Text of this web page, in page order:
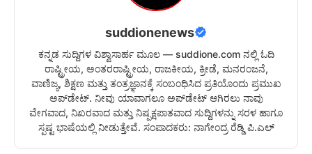
suddionenews
ಕನ್ನಡ ಸುದ್ದಿಗಳ ವಿಶ್ವಾಸಾರ್ಹ ಮೂಲ — suddione.com ನಲ್ಲಿ ಓದಿ
ರಾಷ್ಟ್ರೀಯ, ಅಂತರರಾಷ್ಟ್ರೀಯ, ರಾಜಕೀಯ, ಕ್ರೀಡೆ, ಮನರಂಜನೆ,
ವಾಣಿಜ್ಯ, ಶಿಕ್ಷಣ ಮತ್ತು ತಂತ್ರಜ್ಞಾನಕ್ಕೆ ಸಂಬಂಧಿಸಿದ ಪ್ರತಿಯೊಂದು ಪ್ರಮುಖ
ಅಪ್‌ಡೇಟ್. ನೀವು ಯಾವಾಗಲೂ ಅಪ್‌ಡೇಟ್ ಆಗಿರಲು ನಾವು
ವೇಗವಾದ, ನಿಖರವಾದ ಮತ್ತು ನಿಷ್ಪಕ್ಷಪಾತವಾದ ಸುದ್ದಿಗಳನ್ನು ಸರಳ ಹಾಗೂ
ಸ್ಪಷ್ಟ ಭಾಷೆಯಲ್ಲಿ ನೀಡುತ್ತೇವೆ. ಸಂಪಾದಕರು: ನಾಗೇಂದ್ರ ರೆಡ್ಡಿ ಪಿ.ಎಲ್